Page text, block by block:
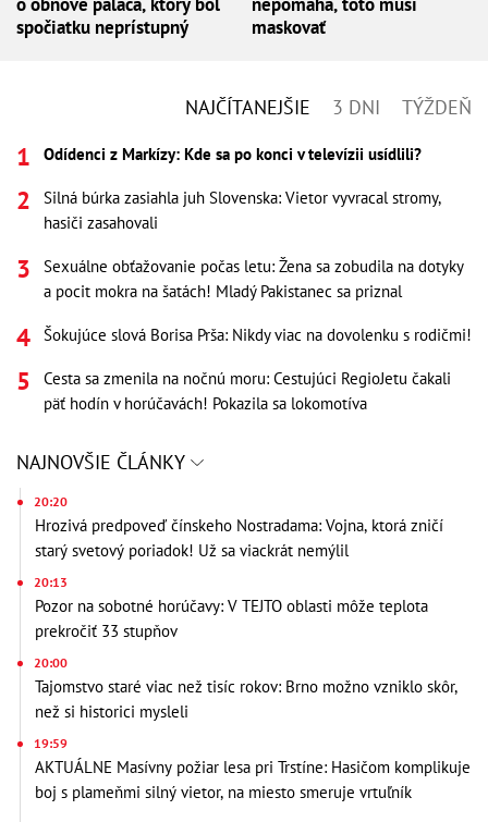
spočiatku neprístupný
maskovať
NAJČÍTANEJŠIE 3 DNI TÝŽDEŇ
Odídenci z Markízy: Kde sa po konci v televízii usídlili?
Silná búrka zasiahla juh Slovenska: Vietor vyvracal stromy,
hasiči zasahovali
Sexuálne obťažovanie počas letu: Žena sa zobudila na dotyky
a pocit mokra na šatách! Mladý Pakistanec sa priznal
Šokujúce slová Borisa Prša: Nikdy viac na dovolenku s rodičmi!
Cesta sa zmenila na nočnú moru: Cestujúci RegioJetu čakali
päť hodín v horúčavách! Pokazila sa lokomotíva
NAJNOVŠIE ČLÁNKY
20:20
Hrozivá predpoveď čínskeho Nostradama: Vojna, ktorá zničí
starý svetový poriadok! Už sa viackrát nemýlil
20:13
Pozor na sobotné horúčavy: V TEJTO oblasti môže teplota
prekročiť 33 stupňov
20:00
Tajomstvo staré viac než tisíc rokov: Brno možno vzniklo skôr,
než si historici mysleli
19:59
AKTUÁLNE Masívny požiar lesa pri Trstíne: Hasičom komplikuje
boj s plameňmi silný vietor, na miesto smeruje vrtuľník